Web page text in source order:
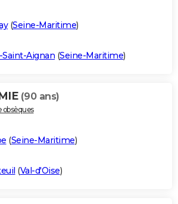
(Seine-Maritime)
Aignan (Seine-Maritime)
(90 ans)
(Seine-Maritime)
(Val-d'Oise)